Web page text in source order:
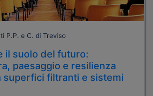
P.P. e C. di Treviso
il suolo del futuro:
paesaggio e resilienza
superfici filtranti e sistemi